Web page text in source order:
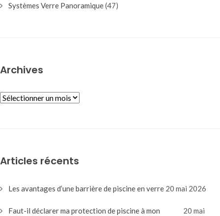
Systèmes Verre Panoramique(47)
Archives
ARCHIVES
Articles récents
Les avantages d’une barrière de piscine en verre 20 mai 2026
Faut-il déclarer ma protection de piscine à mon
20 mai